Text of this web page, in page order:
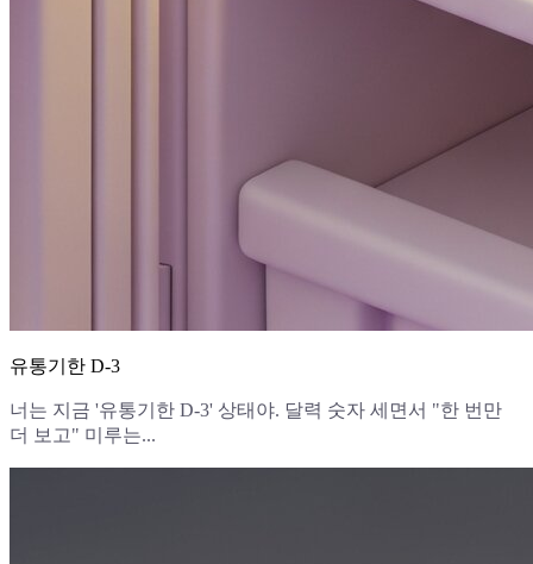
유통기한 D-3
너는 지금 '유통기한 D-3' 상태야. 달력 숫자 세면서 "한 번만
더 보고" 미루는...